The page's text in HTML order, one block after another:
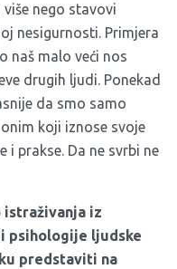
nego stavovi
nesigurnosti. Primjera
naš malo veći nos
drugih ljudi. Ponekad
da smo samo
koji iznose svoje
i prakse. Da ne svrbi ne
istraživanja iz
psihologije ljudske
predstaviti na